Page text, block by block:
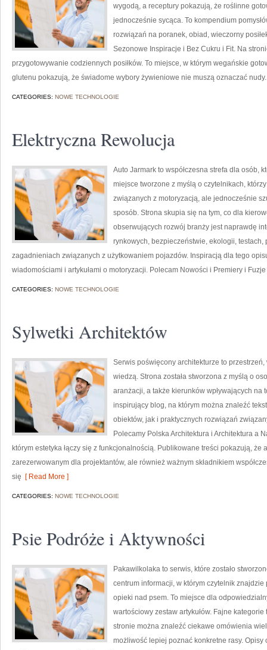
wygodą, a receptury pokazują, że roślinne
jednocześnie sycąca. To kompendium
rozwiązań na poranek, obiad, wieczorny
Sezonowe Inspiracje i Bez Cukru i Fit. Na
przygotowywanie codziennych posiłków. To miejsce, w którym wegańskie
glutenu pokazują, że świadome wybory żywieniowe nie muszą oznaczać nudy.
CATEGORIES: NOWE TECHNOLOGIE
Elektryczna Rewolucja
Auto Jarmark to współczesna strefa dla osób,
miejsce tworzone z myślą o czytelnikach,
związanych z motoryzacją, ale jednocześnie
sposób. Strona skupia się na tym, co dla
obserwujących rozwój branży jest naprawdę
rynkowych, bezpieczeństwie, ekologii,
zagadnieniach związanych z użytkowaniem pojazdów. Inspiracją dla tego
wiadomościami i artykułami o motoryzacji. Polecam Nowości i Premiery i
CATEGORIES: NOWE TECHNOLOGIE
Sylwetki Architektów
Serwis poświęcony architekturze to
wiedzą. Strona została stworzona z myślą o
aranżacji, a także kierunków wpływających na
inspirujący blog, na którym można znaleźć
obiektów, jak i praktycznych rozwiązań
Polecamy Polska Architektura i Architektura a
którym estetyka łączy się z funkcjonalnością. Publikowane treści pokazują, że
zarezerwowanym dla projektantów, ale również ważnym składnikiem
się [ Read More ]
CATEGORIES: NOWE TECHNOLOGIE
Psie Podróże i Aktywności
Pakawilkolaka to serwis, które zostało
centrum informacji, w którym czytelnik
opieki nad psem. To miejsce dla
wartościowy zestaw artykułów. Fajne
stronie można znaleźć ciekawe omówienia
możliwość lepiej poznać konkretne rasy.